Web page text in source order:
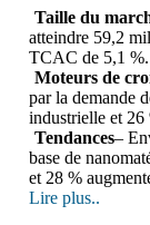
Taille du
atteindre 59,2
TCAC de 5,1 %.
Moteurs de
par la demande
industrielle et 26
Tendances–
base de
et 28 %
Lire plus..